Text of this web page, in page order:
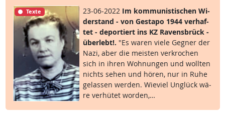
Texte 23-06-2022 Im kom­mu­nis­ti­schen Wi­
der­stand - von Ge­sta­po 1944 ver­haf­
tet - de­por­tiert ins KZ Ra­vens­brück -
über­lebt!. "Es wa­ren vie­le Geg­ner der
Na­zi, aber die meis­ten ver­kro­chen
sich in ih­ren Woh­nun­gen und woll­ten
nichts se­hen und hö­ren, nur in Ru­he
ge­las­sen wer­den. Wie­viel Un­glück wä­
re ver­hü­tet wor­den,…